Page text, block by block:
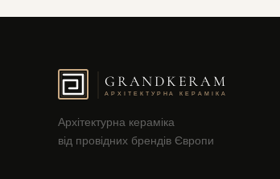
GRANDKERAM
АРХІТЕКТУРНА КЕРАМІКА
Архітектурна кераміка
від провідних брендів Європи